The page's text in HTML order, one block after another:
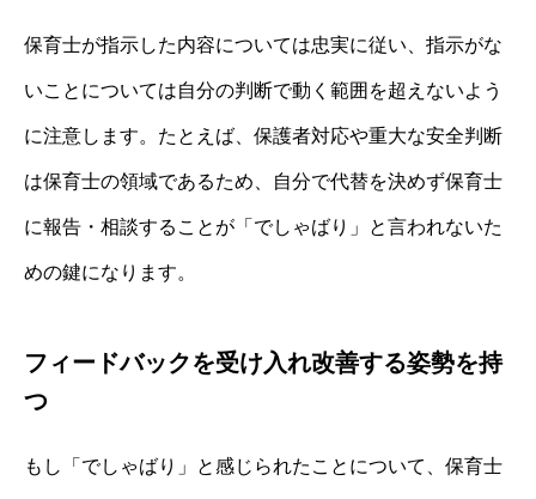
保育士が指示した内容については忠実に従い、指示がな
いことについては自分の判断で動く範囲を超えないよう
に注意します。たとえば、保護者対応や重大な安全判断
は保育士の領域であるため、自分で代替を決めず保育士
に報告・相談することが「でしゃばり」と言われないた
めの鍵になります。
フィードバックを受け入れ改善する姿勢を持
つ
もし「でしゃばり」と感じられたことについて、保育士